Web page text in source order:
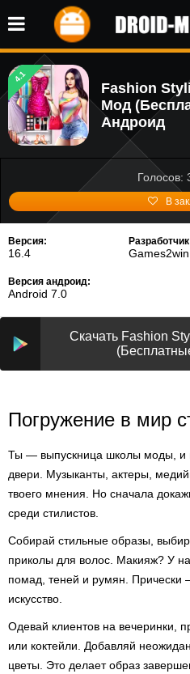
4.1
Fashion
Мод
Андроид
Голосов:
В
Версия:
16.4
Версия андроид:
Android 7.0
Скачать Fashion
Погружение в мир
Ты — выпускница школы моды, и
двери. Музыканты, актеры,
твоего мнения. Но сначала
среди стилистов.
Собирай стильные образы,
приколы для волос. Макияж? У
помад, теней и румян. Прически
искусство.
Одевай клиентов на вечеринки,
или коктейли. Добавляй
цветы. Это делает образ